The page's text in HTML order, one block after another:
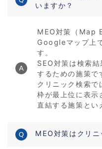
いますか？
MEO対策（Map
Googleマップ上
す。
SEO対策は検索
するための施策で
クリニック検索で
枠が最上位に表示
直結する施策とい
MEO対策はクリニ